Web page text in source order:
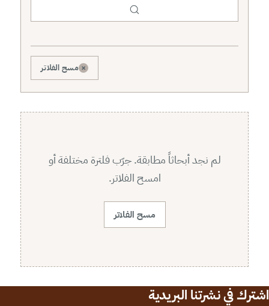
× مسح الفلاتر
لم نجد أبحاثاً مطابقة. جرّب فلترة مختلفة أو
امسح الفلاتر.
مسح الفلاتر
اشترك في نشرتنا البريدية